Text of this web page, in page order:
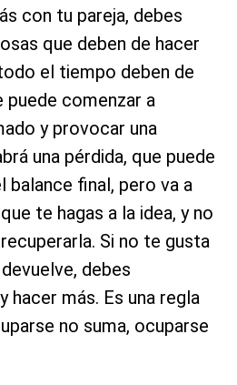
con tu pareja, debes
que deben de hacer
el tiempo deben de
puede comenzar a
y provocar una
una pérdida, que puede
balance final, pero va a
te hagas a la idea, y no
Si no te gusta
debes
hacer más. Es una regla
no suma, ocuparse